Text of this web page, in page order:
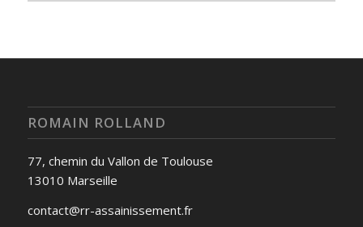
ROMAIN ROLLAND
77, chemin du Vallon de Toulouse
13010 Marseille
contact@rr-assainissement.fr